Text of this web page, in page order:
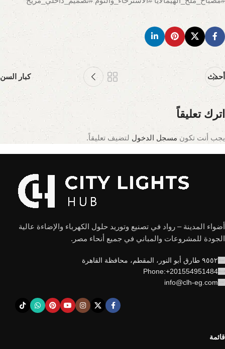
أحدث كبار السن
اترك تعليقاً
يجب أنت تكون مسجل الدخول لتضيف تعليقاً.
أضواء المدينة – رواد في تصنيع وتوريد حلول الكهرباء والإضاءة عالية
الجودة للمشروعات والمباني في جميع أنحاء مصر.
٩٥٥٢ طارق أبو النور، المقطم، محافظة القاهرة
Phone:+201554951484
info@clh-eg.com
قائمة